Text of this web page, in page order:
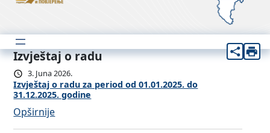
Izvještaj o radu
3. Juna 2026.
Izvještaj o radu za period od 01.01.2025. do
31.12.2025. godine
Opširnije:
I